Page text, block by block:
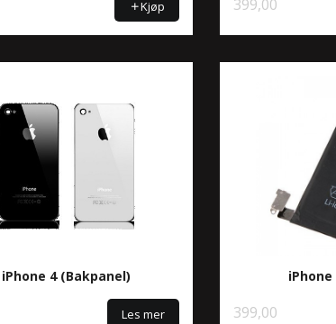
Kjøp 399,00
iPhone 4 (Bakpanel)
Les mer 399,00